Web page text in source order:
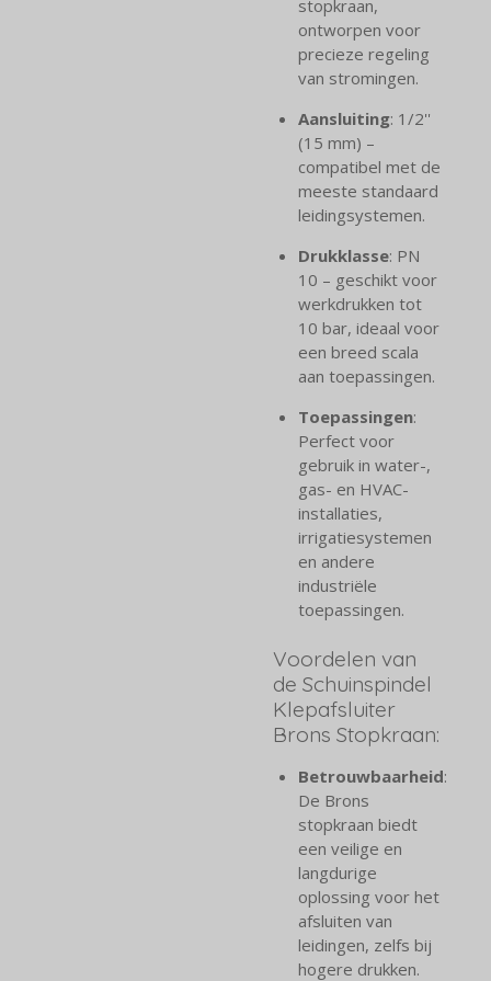
stopkraan,
ontworpen voor
precieze regeling
van stromingen.
Aansluiting: 1/2''
(15 mm) –
compatibel met de
meeste standaard
leidingsystemen.
Drukklasse: PN
10 – geschikt voor
werkdrukken tot
10 bar, ideaal voor
een breed scala
aan toepassingen.
Toepassingen:
Perfect voor
gebruik in water-,
gas- en HVAC-
installaties,
irrigatiesystemen
en andere
industriële
toepassingen.
Voordelen van
de Schuinspindel
Klepafsluiter
Brons Stopkraan:
Betrouwbaarheid:
De Brons
stopkraan biedt
een veilige en
langdurige
oplossing voor het
afsluiten van
leidingen, zelfs bij
hogere drukken.